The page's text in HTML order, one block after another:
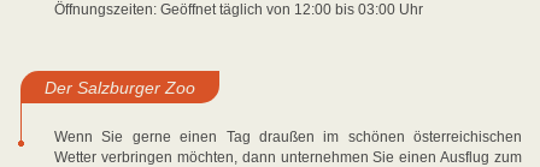
Öffnungszeiten: Geöffnet täglich von 12:00 bis 03:00 Uhr
Der Salzburger Zoo
Wenn Sie gerne einen Tag draußen im schönen österreichischen
Wetter verbringen möchten, dann unternehmen Sie einen Ausflug zum